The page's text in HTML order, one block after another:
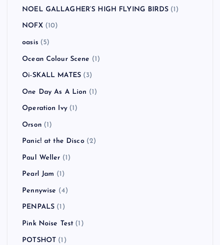
NOEL GALLAGHER’S HIGH FLYING BIRDS(1)
NOFX (10)
oasis(5)
Ocean Colour Scene (1)
Oi-SKALL MATES (3)
One Day As A Lion (1)
Operation Ivy(1)
Orson (1)
Panic! at the Disco(2)
Paul Weller (1)
Pearl Jam (1)
Pennywise (4)
PENPALS (1)
Pink Noise Test (1)
POTSHOT (1)